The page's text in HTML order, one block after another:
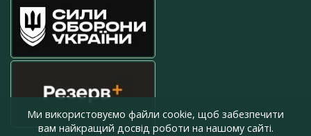
Ми використовуємо файли cookie, щоб забезпечити
вам найкращий досвід роботи на нашому сайті.